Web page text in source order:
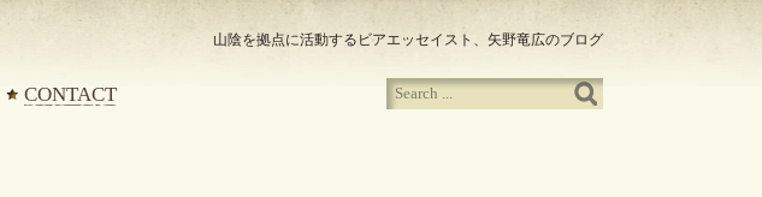
山陰を拠点に活動するビアエッセイスト、矢野竜広のブログ
CONTACT